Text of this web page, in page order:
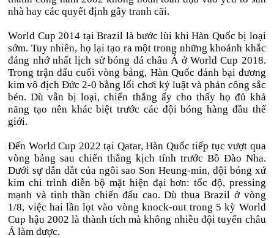
nhà hay các quyết định gây tranh cãi.
World Cup 2014 tại Brazil là bước lùi khi Hàn Quốc bị loại
sớm. Tuy nhiên, họ lại tạo ra một trong những khoảnh khắc
đáng nhớ nhất lịch sử bóng đá châu Á ở World Cup 2018.
Trong trận đấu cuối vòng bảng, Hàn Quốc đánh bại đương
kim vô địch Đức 2-0 bằng lối chơi kỷ luật và phản công sắc
bén. Dù vẫn bị loại, chiến thắng ấy cho thấy họ đủ khả
năng tạo nên khác biệt trước các đội bóng hàng đầu thế
giới.
Đến World Cup 2022 tại Qatar, Hàn Quốc tiếp tục vượt qua
vòng bảng sau chiến thắng kịch tính trước Bồ Đào Nha.
Dưới sự dẫn dắt của ngôi sao Son Heung-min, đội bóng xứ
kim chi trình diễn bộ mặt hiện đại hơn: tốc độ, pressing
mạnh và tinh thần chiến đấu cao. Dù thua Brazil ở vòng
1/8, việc hai lần lọt vào vòng knock-out trong 5 kỳ World
Cup hậu 2002 là thành tích mà không nhiều đội tuyển châu
Á làm được.